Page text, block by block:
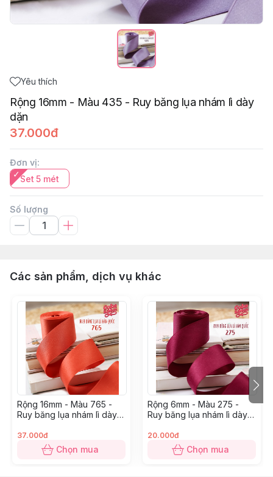
Yêu thích
Rộng 16mm - Màu 435 - Ruy băng lụa nhám lì dày
dặn
37.000đ
Đơn vị:
Set 5 mét
Số lượng
Các sản phẩm, dịch vụ khác
Rộng 16mm - Màu 765 -
Ruy băng lụa nhám lì dày
37.000đ
Chọn mua
Rộng 6mm - Màu 275 -
Ruy băng lụa nhám lì dày
20.000đ
Chọn mua